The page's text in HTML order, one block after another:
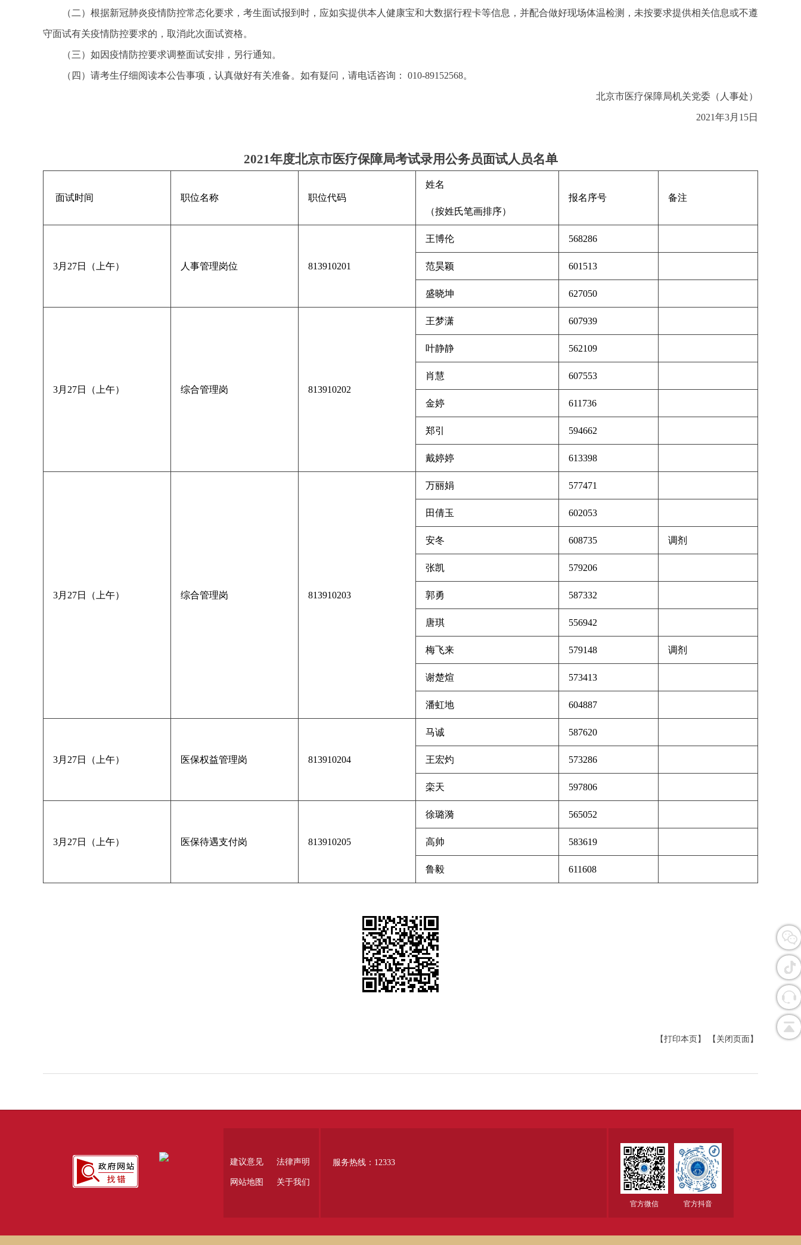
（二）根据新冠肺炎疫情防控常态化要求，考生面试报到时，应如实提供本人健康宝和大数据行程卡等信息，并配合做好现场体温检测，未按要求提供相关信息或不遵
守面试有关疫情防控要求的，取消此次面试资格。
（三）如因疫情防控要求调整面试安排，另行通知。
（四）请考生仔细阅读本公告事项，认真做好有关准备。如有疑问，请电话咨询： 010-89152568。
北京市医疗保障局机关党委（人事处）
2021年3月15日
2021年度北京市医疗保障局考试录用公务员面试人员名单
面试时间 职位名称 职位代码
姓名
（按姓氏笔画排序）
报名序号 备注
3月27日（上午） 人事管理岗位 813910201
王博伦 568286
范昊颖 601513
盛晓坤 627050
3月27日（上午） 综合管理岗 813910202
王梦潇 607939
叶静静 562109
肖慧 607553
金婷 611736
郑引 594662
戴婷婷 613398
3月27日（上午） 综合管理岗 813910203
万丽娟 577471
田倩玉 602053
安冬 608735 调剂
张凯 579206
郭勇 587332
唐琪 556942
梅飞来 579148 调剂
谢楚煊 573413
潘虹地 604887
3月27日（上午） 医保权益管理岗 813910204
马诚 587620
王宏灼 573286
栾天 597806
3月27日（上午） 医保待遇支付岗 813910205
徐璐漪 565052
高帅 583619
鲁毅 611608
【打印本页】 【关闭页面】
建议意见 法律声明
网站地图 关于我们
服务热线：12333
官方微信 官方抖音